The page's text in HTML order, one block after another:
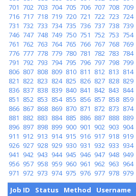
701 702 703 704 705 706 707 708 709
716 717 718 719 720 721 722 723 724
731 732 733 734 735 736 737 738 739
746 747 748 749 750 751 752 753 754
761 762 763 764 765 766 767 768 769
776 777 778 779 780 781 782 783 784
791 792 793 794 795 796 797 798 799
806 807 808 809 810 811 812 813 814
821 822 823 824 825 826 827 828 829
836 837 838 839 840 841 842 843 844
851 852 853 854 855 856 857 858 859
866 867 868 869 870 871 872 873 874
881 882 883 884 885 886 887 888 889
896 897 898 899 900 901 902 903 904
911 912 913 914 915 916 917 918 919
926 927 928 929 930 931 932 933 934
941 942 943 944 945 946 947 948 949
956 957 958 959 960 961 962 963 964
971 972 973 974 975 976 977 978 979
Job ID
Status Method Username